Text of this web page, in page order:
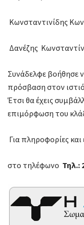
Κωνσταντινίδης
Δανέζης
Συνάδελφε βοήθησε
πρόσβαση στον
Έτσι θα έχεις
επιμόρφωση του
Για πληροφορίες
στο τηλέφωνο Τηλ.: